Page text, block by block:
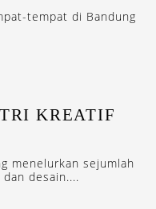
tempat di Bandung
KREATIF
menelurkan sejumlah
desain....